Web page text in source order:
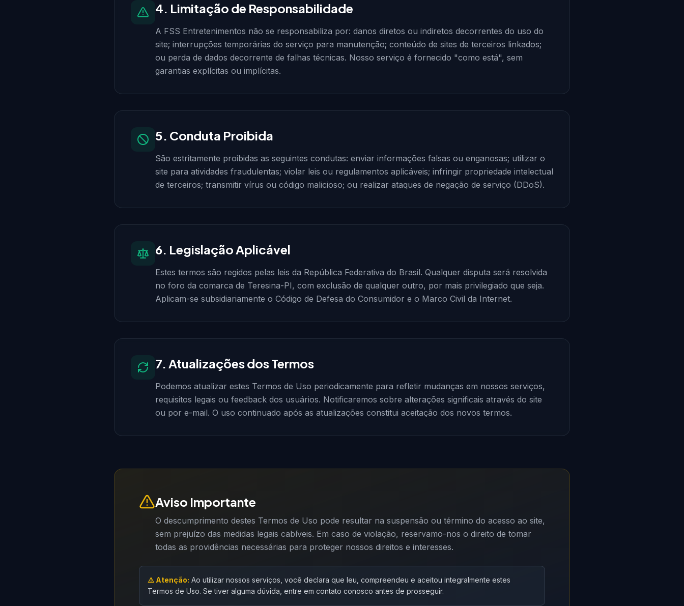
4. Limitação de Responsabilidade
A FSS Entretenimentos não se responsabiliza por: danos diretos ou indiretos decorrentes do uso do
site; interrupções temporárias do serviço para manutenção; conteúdo de sites de terceiros linkados;
ou perda de dados decorrente de falhas técnicas. Nosso serviço é fornecido "como está", sem
garantias explícitas ou implícitas.
5. Conduta Proibida
São estritamente proibidas as seguintes condutas: enviar informações falsas ou enganosas; utilizar o
site para atividades fraudulentas; violar leis ou regulamentos aplicáveis; infringir propriedade intelectual
de terceiros; transmitir vírus ou código malicioso; ou realizar ataques de negação de serviço (DDoS).
6. Legislação Aplicável
Estes termos são regidos pelas leis da República Federativa do Brasil. Qualquer disputa será resolvida
no foro da comarca de Teresina-PI, com exclusão de qualquer outro, por mais privilegiado que seja.
Aplicam-se subsidiariamente o Código de Defesa do Consumidor e o Marco Civil da Internet.
7. Atualizações dos Termos
Podemos atualizar estes Termos de Uso periodicamente para refletir mudanças em nossos serviços,
requisitos legais ou feedback dos usuários. Notificaremos sobre alterações significais através do site
ou por e-mail. O uso continuado após as atualizações constitui aceitação dos novos termos.
Aviso Importante
O descumprimento destes Termos de Uso pode resultar na suspensão ou término do acesso ao site,
sem prejuízo das medidas legais cabíveis. Em caso de violação, reservamo-nos o direito de tomar
todas as providências necessárias para proteger nossos direitos e interesses.
⚠️ Atenção: Ao utilizar nossos serviços, você declara que leu, compreendeu e aceitou integralmente estes
Termos de Uso. Se tiver alguma dúvida, entre em contato conosco antes de prosseguir.